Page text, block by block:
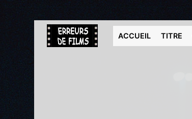
ACCUEIL TITRE